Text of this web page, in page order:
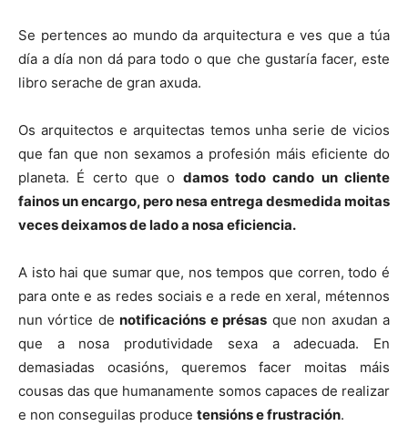
Se pertences ao mundo da arquitectura e ves que a túa
día a día non dá para todo o que che gustaría facer, este
libro serache de gran axuda.
Os arquitectos e arquitectas temos unha serie de vicios
que fan que non sexamos a profesión máis eficiente do
planeta. É certo que o damos todo cando un cliente
fainos un encargo, pero nesa entrega desmedida moitas
veces deixamos de lado a nosa eficiencia.
A isto hai que sumar que, nos tempos que corren, todo é
para onte e as redes sociais e a rede en xeral, métennos
nun vórtice denotificacións e présas que non axudan a
que a nosa produtividade sexa a adecuada. En
demasiadas ocasións, queremos facer moitas máis
cousas das que humanamente somos capaces de realizar
e non conseguilas produce tensións e frustración.